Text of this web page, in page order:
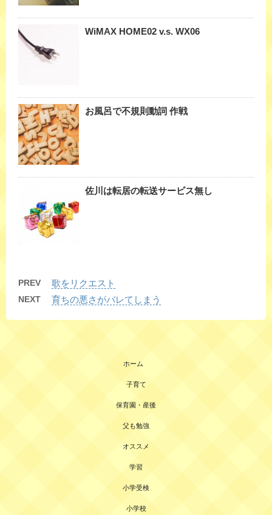
WiMAX HOME02 v.s. WX06
お風呂で不規則動詞 作戦
佐川は転居の転送サービス無し
PREV 歌をリクエスト
NEXT 育ちの悪さがバレてしまう
ホーム
子育て
保育園・産後
父も勉強
オススメ
学習
小学受検
小学校